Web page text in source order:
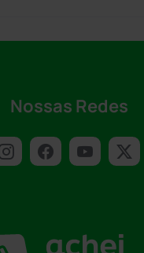
Nossas Redes